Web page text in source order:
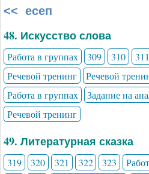
<< есеп
48. Искусство слова
Работа в группах 309 310 311
Речевой тренинг
Речевой
Работа в группах
Задание на
Речевой тренинг
49. Литературная сказка
319 320 321 322 323